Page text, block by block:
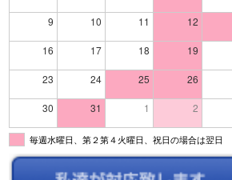
9 10 11 12
16 17 18 19
23 24 25 26
30 31 1 2
毎週水曜日、第２第４火曜日、祝日の場合は翌日